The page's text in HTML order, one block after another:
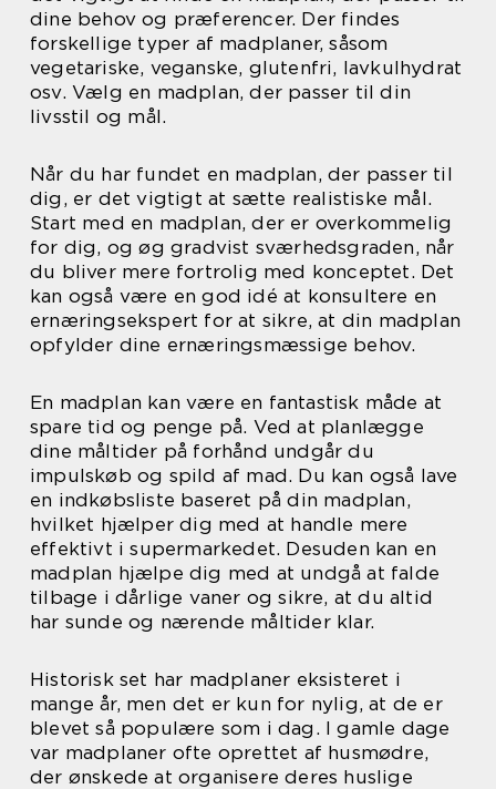
dine behov og præferencer. Der findes
forskellige typer af madplaner, såsom
vegetariske, veganske, glutenfri, lavkulhydrat
osv. Vælg en madplan, der passer til din
livsstil og mål.
Når du har fundet en madplan, der passer til
dig, er det vigtigt at sætte realistiske mål.
Start med en madplan, der er overkommelig
for dig, og øg gradvist sværhedsgraden, når
du bliver mere fortrolig med konceptet. Det
kan også være en god idé at konsultere en
ernæringsekspert for at sikre, at din madplan
opfylder dine ernæringsmæssige behov.
En madplan kan være en fantastisk måde at
spare tid og penge på. Ved at planlægge
dine måltider på forhånd undgår du
impulskøb og spild af mad. Du kan også lave
en indkøbsliste baseret på din madplan,
hvilket hjælper dig med at handle mere
effektivt i supermarkedet. Desuden kan en
madplan hjælpe dig med at undgå at falde
tilbage i dårlige vaner og sikre, at du altid
har sunde og nærende måltider klar.
Historisk set har madplaner eksisteret i
mange år, men det er kun for nylig, at de er
blevet så populære som i dag. I gamle dage
var madplaner ofte oprettet af husmødre,
der ønskede at organisere deres huslige